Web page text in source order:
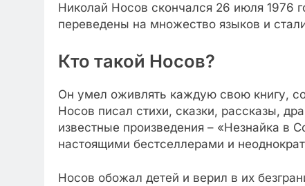
Николай Носов скончался 26 июля 1976
переведены на множество языков и
Кто такой Носов?
Он умел оживлять каждую свою книгу,
Носов писал стихи, сказки, рассказы,
известные произведения – «Незнайка в
настоящими бестселлерами и
Носов обожал детей и верил в их